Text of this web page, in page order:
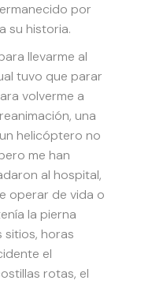
por
su historia.
llevarme al
tuvo que parar
volverme a
una
helicóptero no
me han
al hospital,
operar de vida o
la pierna
horas
el
rotas, el